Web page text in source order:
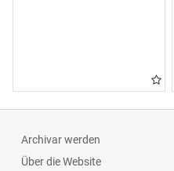
Archivar werden
Über die Website